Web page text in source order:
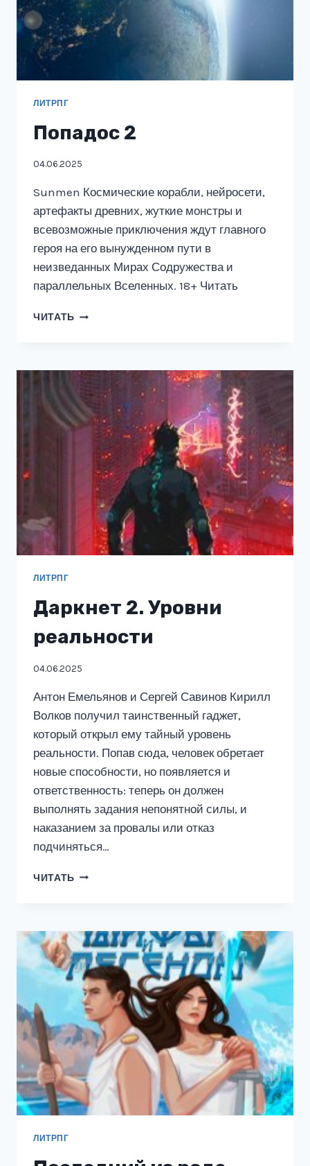
ЛИТРПГ
Попадос 2
04.06.2025
Sunmen Космические корабли, нейросети,
артефакты древних, жуткие монстры и
всевозможные приключения ждут главного
героя на его вынужденном пути в
неизведанных Мирах Содружества и
параллельных Вселенных. 18+ Читать
ЧИТАТЬ ПОПАДОС
ЛИТРПГ
Даркнет 2. Уровни
реальности
04.06.2025
Антон Емельянов и Сергей Савинов Кирилл
Волков получил таинственный гаджет,
который открыл ему тайный уровень
реальности. Попав сюда, человек обретает
новые способности, но появляется и
ответственность: теперь он должен
выполнять задания непонятной силы, и
наказанием за провалы или отказ
подчиняться…
ЧИТАТЬ ДАРКНЕТ
ЛИТРПГ